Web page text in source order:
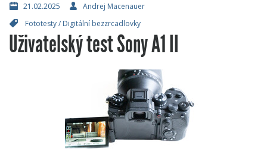
21.02.2025
Andrej Macenauer
Fototesty/ Digitální bezzrcadlovky
Uživatelský test Sony A1 II